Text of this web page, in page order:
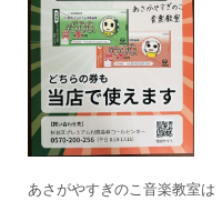
あさがやすぎのこ音楽教室は